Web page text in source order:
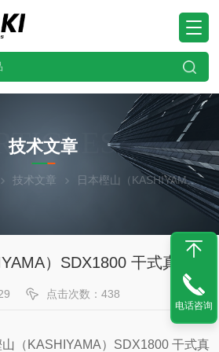
技术文章
技术文章 日本樫山（KASHIYAMA）SDX1800 干式真空泵
）SDX1800 干式真空泵
点击次数：438
（KASHIYAMA）SDX1800 干式真
电话咨询